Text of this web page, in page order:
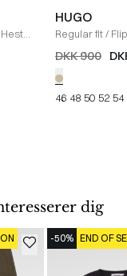
HUGO
Regular fit/
Bukser / SAND
DKK 900
46 48 50 52 54
dig
-50% END OF